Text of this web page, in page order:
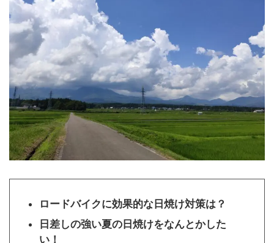
ロードバイクに効果的な日焼け対策は？
日差しの強い夏の日焼けをなんとかした
い！